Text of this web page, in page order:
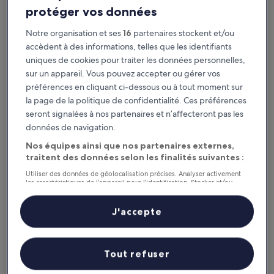
Le ROI Raipur
Le ROI Raipur
Hébergement
3.5 étoiles
À moins de 0,1 km de : Gare de Raipur Junction
8.2
sur
10,
Très
bien,
(11 avis)
8,2/10 Très bien (11 avis)
prix
est
de
taxes et frais compris
24 août - 25 août
Hotel Venkatesh International
Hotel Venkatesh International
Hotel Venkatesh International
protéger vos données
Notre organisation et ses16 partenaires stockent et/ou
accèdent à des informations, telles que les identifiants
uniques de cookies pour traiter les données personnelles,
sur un appareil. Vous pouvez accepter ou gérer vos
préférences en cliquant ci-dessous ou à tout moment sur
la page de la politique de confidentialité. Ces préférences
seront signalées à nos partenaires et n’affecteront pas les
données de navigation.
Nos équipes ainsi que nos partenaires externes,
traitent des données selon les finalités suivantes :
Utiliser des données de géolocalisation précises. Analyser activement
les caractéristiques de l’appareil pour l’identification. Stocker et/ou
personnalisés, mesure de performance des publicités et du contenu,
études d’audience et développement de services.
Liste de nos partenaires (fournisseurs)
Tout refuser
J'accepte